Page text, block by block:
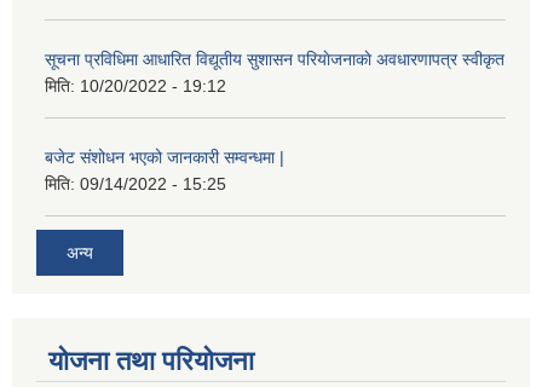
सूचना प्रविधिमा आधारित विद्यूतीय सुशासन परियाेजनाकाे अवधारणापत्र स्वीकृत
मिति: 10/20/2022 - 19:12
बजेट संशोधन भएको जानकारी सम्वन्धमा |
मिति: 09/14/2022 - 15:25
अन्य
योजना तथा परियोजना